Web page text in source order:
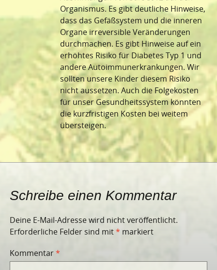
Organismus. Es gibt deutliche Hinweise,
dass das Gefäßsystem und die inneren
Organe irreversible Veränderungen
durchmachen. Es gibt Hinweise auf ein
erhöhtes Risiko für Diabetes Typ 1 und
andere Autoimmunerkrankungen. Wir
sollten unsere Kinder diesem Risiko
nicht aussetzen. Auch die Folgekosten
für unser Gesundheitssystem könnten
die kurzfristigen Kosten bei weitem
übersteigen.
Schreibe einen Kommentar
Deine E-Mail-Adresse wird nicht veröffentlicht.
Erforderliche Felder sind mit* markiert
Kommentar*